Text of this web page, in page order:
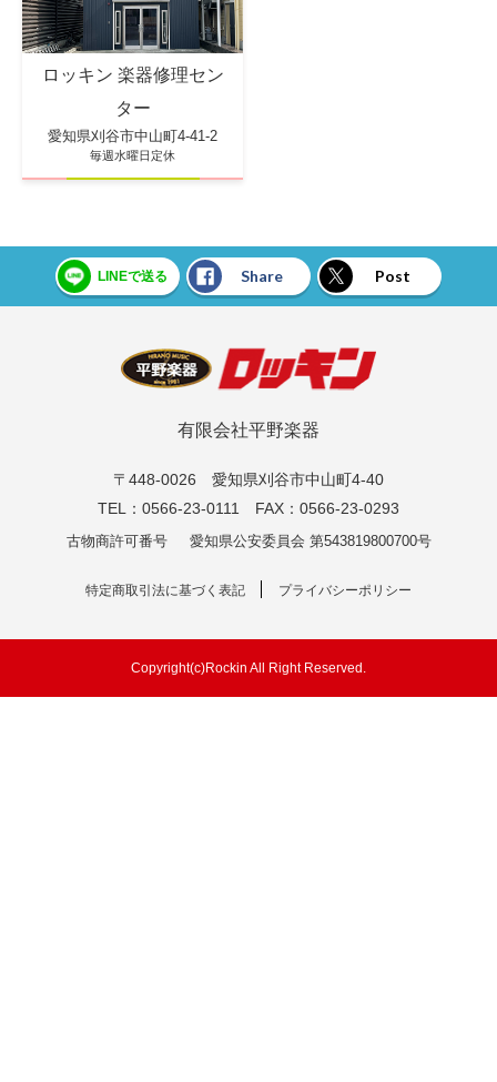
ロッキン 楽器修理セン
ター
愛知県刈谷市中山町4-41-2
毎週水曜日定休
LINEで送る Share Post
有限会社平野楽器
〒448-0026 愛知県刈谷市中山町4-40
TEL：0566-23-0111 FAX：0566-23-0293
古物商許可番号 愛知県公安委員会 第543819800700号
特定商取引法に基づく表記 プライバシーポリシー
Copyright(c)Rockin All Right Reserved.